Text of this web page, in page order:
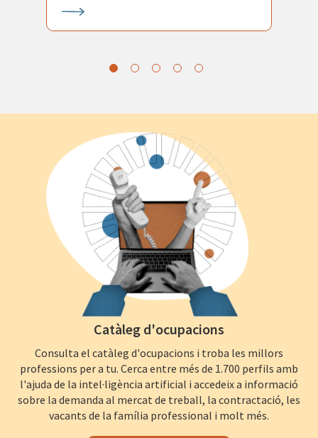
Catàleg d'ocupacions
Consulta el catàleg d'ocupacions i troba les millors
professions per a tu. Cerca entre més de 1.700 perfils amb
l'ajuda de la intel·ligència artificial i accedeix a informació
sobre la demanda al mercat de treball, la contractació, les
vacants de la família professional i molt més.